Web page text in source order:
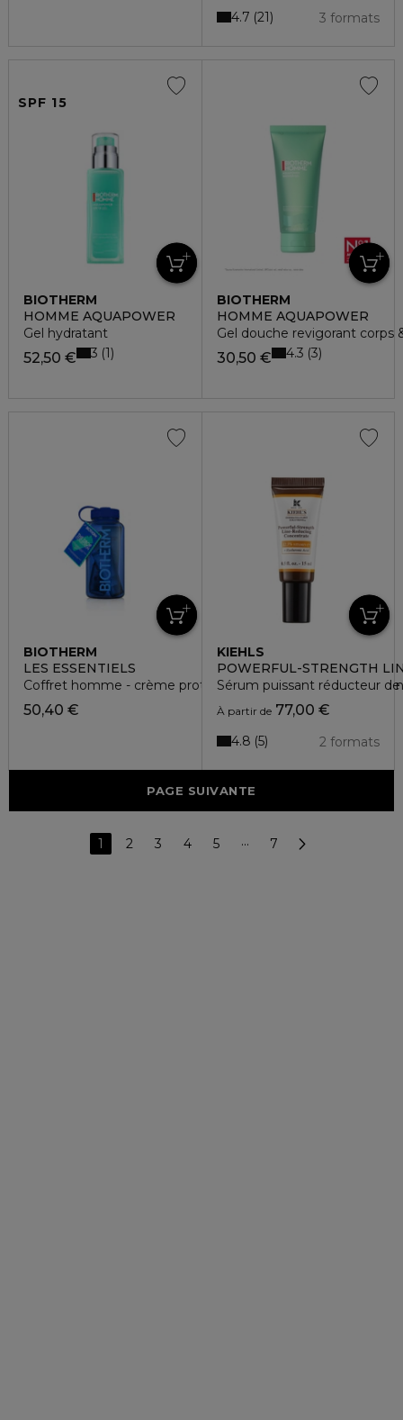
3 formats
4.7 21
SPF 15
BIOTHERM
HOMME AQUAPOWER
Gel hydratant
52,50 € 3 1
BIOTHERM
HOMME AQUAPOWER
Gel douche revigorant corps
30,50 € 4.3 3
BIOTHERM
LES ESSENTIELS
Coffret homme - crème protection + gel douche +
50,40 €
KIEHLS
POWERFUL-STRENGTH
Sérum puissant réducteur
À partir de77,00 €
2 formats
4.8 5
PAGE SUIVANTE
1 2 3 4 5 ··· 7